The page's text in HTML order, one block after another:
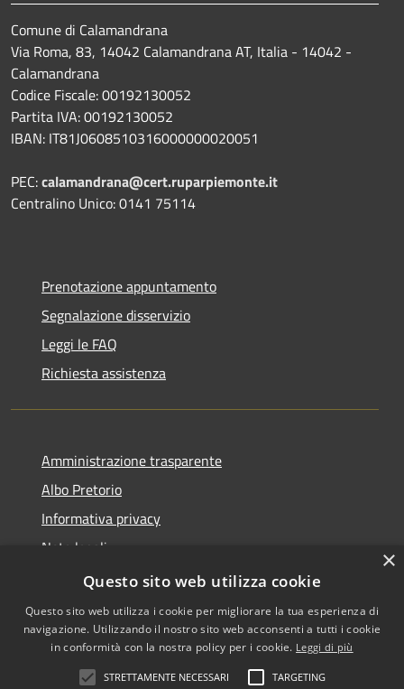
Comune di Calamandrana
Via Roma, 83, 14042 Calamandrana AT, Italia - 14042 -
Calamandrana
Codice Fiscale: 00192130052
Partita IVA: 00192130052
IBAN: IT81J0608510316000000020051
PEC:calamandrana@cert.ruparpiemonte.it
Centralino Unico: 0141 75114
Prenotazione appuntamento
Segnalazione disservizio
Leggi le FAQ
Richiesta assistenza
Amministrazione trasparente
Albo Pretorio
Informativa privacy
Note legali
Dichiarazione di accessibilità
•Accesso redazione
×
Questo sito web utilizza cookie
Questo sito web utilizza i cookie per migliorare la tua esperienza di
navigazione. Utilizzando il nostro sito web acconsenti a tutti i cookie
in conformità con la nostra policy per i cookie. Leggi di più
STRETTAMENTE NECESSARI TARGETING